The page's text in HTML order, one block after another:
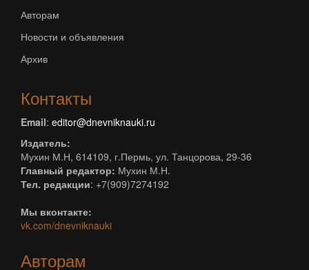
Авторам
Новости и объявления
Архив
Контакты
Email: editor@dnevniknauki.ru
Издатель:
Мухин М.Н, 614109, г.Пермь, ул. Танцорова, 29-36
Главный редактор: Мухин М.Н.
Тел. редакции: +7(909)7274192
Мы вконтакте:
vk.com/dnevniknauki
Авторам